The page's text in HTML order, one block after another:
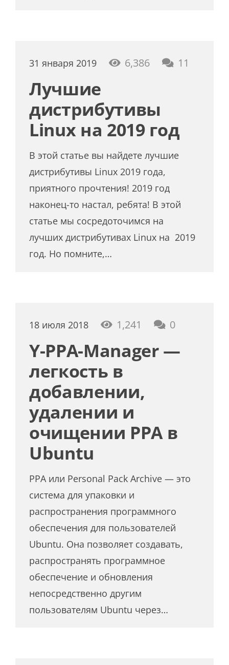
31 января 2019 6,386 11
Лучшие
дистрибутивы
Linux на 2019 год
В этой статье вы найдете лучшие
дистрибутивы Linux 2019 года,
приятного прочтения! 2019 год
наконец-то настал, ребята! В этой
статье мы сосредоточимся на
лучших дистрибутивах Linux на 2019
год. Но помните,…
18 июля 2018 1,241 0
Y-PPA-Manager —
легкость в
добавлении,
удалении и
очищении PPA в
Ubuntu
PPA или Personal Pack Archive — это
система для упаковки и
распространения программного
обеспечения для пользователей
Ubuntu. Она позволяет создавать,
распространять программное
обеспечение и обновления
непосредственно другим
пользователям Ubuntu через…